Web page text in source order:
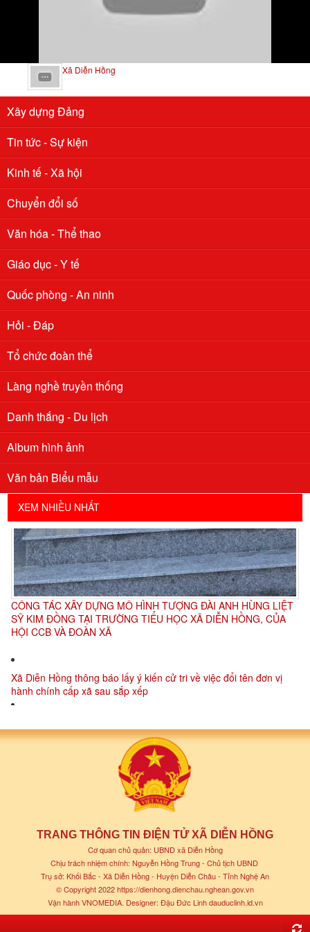
Xã Diễn Hồng
Xây dựng Đảng
Tin tức - Sự kiện
Kinh tế - Xã hội
Chuyển đổi số
Văn hóa - Thể thao
Giáo dục - Y tế
Quốc phòng - An ninh
Hỏi - Đáp
Tổ chức đoàn thể
Làng nghề truyền thống
Danh thắng - Du lịch
Album hình ảnh
Văn bản Biểu mẫu
XEM NHIỀU NHẤT
Lễ Công bố Quyết định danh hiệu khu dân cư văn hóa Xóm Hoa
CÔNG TÁC XÂY DỰNG MÔ HÌNH TƯỢNG ĐÀI ANH HÙNG LIỆT
SỸ KIM ĐỒNG TẠI TRƯỜNG TIỂU HỌC XÃ DIỄN HỒNG, CỦA
HỘI CCB VÀ ĐOÀN XÃ
hành chính cấp xã sau sắp xếp
UBND xã Diễn Hồng lấy ý kiến cử tri về chủ trương sắp xếp đơn vị
hành chính cấp xã trên địa bàn xã Diễn Hồng
UBND xã Diễn Hồng thông báo Về việc công khai danh sách các
đơn vị xóm đạt danh hiệu “Xóm/khối văn hóa” năm 2024 trên địa
Lễ Công bố Quyết định danh hiệu khu dân cư văn hóa Xóm Hoa
TRANG THÔNG TIN ĐIỆN TỬ XÃ DIỄN HỒNG
Cơ quan chủ quản: UBND xã Diễn Hồng
Chịu trách nhiệm chính: Nguyễn Hồng Trung - Chủ tịch UBND
Trụ sở: Khối Bắc - Xã Diễn Hồng - Huyện Diễn Châu - Tỉnh Nghệ An
© Copyright 2022https://dienhong.dienchau.nghean.gov.vn
Vận hành VNOMEDIA. Designer: Đậu Đức Linhdauduclinh.id.vn